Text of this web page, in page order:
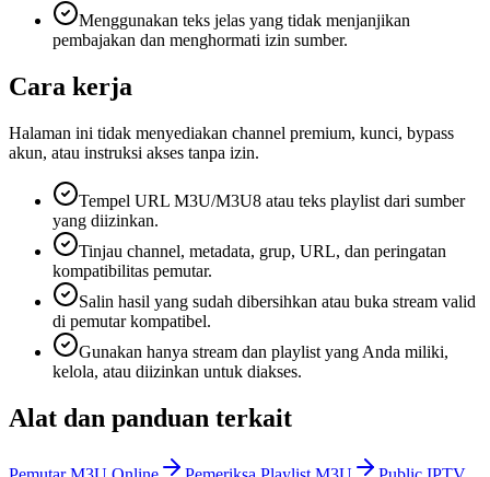
Menggunakan teks jelas yang tidak menjanjikan
pembajakan dan menghormati izin sumber.
Cara kerja
Halaman ini tidak menyediakan channel premium, kunci, bypass
akun, atau instruksi akses tanpa izin.
Tempel URL M3U/M3U8 atau teks playlist dari sumber
yang diizinkan.
Tinjau channel, metadata, grup, URL, dan peringatan
kompatibilitas pemutar.
Salin hasil yang sudah dibersihkan atau buka stream valid
di pemutar kompatibel.
Gunakan hanya stream dan playlist yang Anda miliki,
kelola, atau diizinkan untuk diakses.
Alat dan panduan terkait